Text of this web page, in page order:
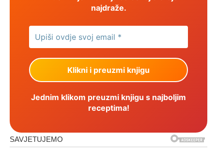
najdraže.
Jednim klikom preuzmi knjigu s najboljim
receptima!